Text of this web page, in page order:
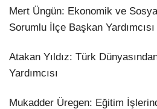
​Mert Üngün: Ekonomik ve
Sorumlu İlçe Başkan Yardımcısı
​Atakan Yıldız: Türk
Yardımcısı
​Mukadder Üregen: Eğitim